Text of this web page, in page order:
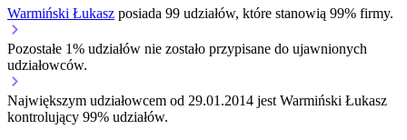
Warmiński Łukasz posiada 99 udziałów, które stanowią 99% firmy.
Pozostałe 1% udziałów nie zostało przypisane do ujawnionych
udziałowców.
Największym udziałowcem od 29.01.2014 jest Warmiński Łukasz
kontrolujący 99% udziałów.